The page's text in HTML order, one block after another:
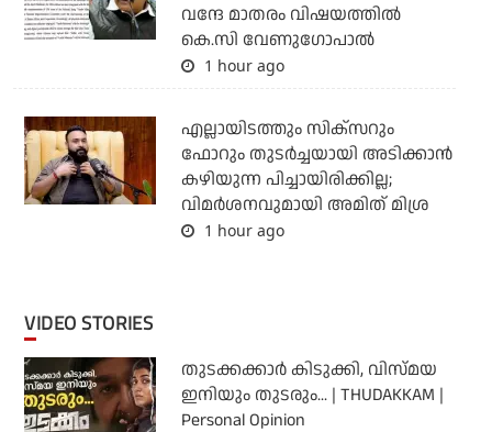
വന്ദേ മാതരം വിഷയത്തില്‍
കെ.സി വേണുഗോപാല്‍
1 hour ago
എല്ലായിടത്തും സിക്‌സറും
ഫോറും തുടര്‍ച്ചയായി അടിക്കാന്‍
കഴിയുന്ന പിച്ചായിരിക്കില്ല;
വിമര്‍ശനവുമായി അമിത് മിശ്ര
1 hour ago
VIDEO STORIES
തുടക്കക്കാര്‍ കിടുക്കി, വിസ്മയ
ഇനിയും തുടരും... | THUDAKKAM |
Personal Opinion